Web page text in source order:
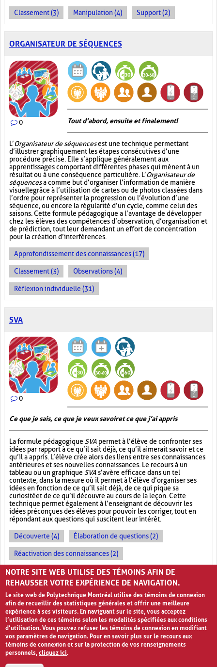
Classement (3) Manipulation (4) Support (2)
ORGANISATEUR DE SÉQUENCES
0 Tout d’abord, ensuite et finalement!
L’Organisateur de séquencesest une technique permettant
d’illustrer graphiquement les étapes consécutives d’une
procédure précise. Elle s’applique généralement aux
apprentissages comportant différentes phases qui mènent à un
résultat ou à une conséquence particulière. L’Organisateur de
séquencesa comme but d’organiser l’information de manière
visuellegrâce à l’utilisation de cartes ou de photos classées dans
l’ordre pour représenter la progression ou l’évolution d’une
séquence, ou encore la régularité d’un cycle, comme celui des
saisons. Cette formule pédagogique a l’avantage de développer
chez les élèves des compétences d’observation, d’organisation et
de prédiction, tout leur demandant un effort de concentration
pour la création d’interférences.
Approfondissement des connaissances (17)
Classement (3) Observations (4)
Réflexion individuelle (31)
SVA
0
Ce que je sais, ce que je veux savoir et ce que j’ai appris
La formule pédagogique SVA permet à l’élève de confronter ses
idées par rapport à ce qu’il sait déjà, ce qu’il aimerait savoir et ce
qu’il a appris. L’élève crée alors des liens entre ses connaissances
antérieures et ses nouvelles connaissances. Le recours à un
tableau ou un graphique SVA s’avère efficace dans un tel
contexte, dans la mesure où il permet à l’élève d’organiser ses
idées en fonction de ce qu’il sait déjà, de ce qui pique sa
curiosité et de ce qu’il découvre au cours de la leçon. Cette
technique permet également à l’enseignant de découvrir les
idées préconçues des élèves pour pouvoir les corriger, tout en
répondant aux questions qui suscitent leur intérêt.
Découverte (4) Élaboration de questions (2)
Réactivation des connaissances (2)
Évolution des apprentissages (2)
NOTRE SITE WEB UTILISE DES TÉMOINS AFIN DE
REHAUSSER VOTRE EXPÉRIENCE DE NAVIGATION.
Le site web de Polytechnique Montréal utilise des témoins de connexion
afin de recueillir des statistiques générales et offrir une meilleure
expérience à ses visiteurs. En naviguant sur le site, vous acceptez
l’utilisation de ces témoins selon les modalités spécifiées aux conditions
d’utilisation. Vous pouvez refuser les témoins de connexion en modifiant
vos paramètres de navigation. Pour en savoir plus sur le recours aux
témoins de connexion et sur la protection de vos renseignements
personnels,cliquez ici.